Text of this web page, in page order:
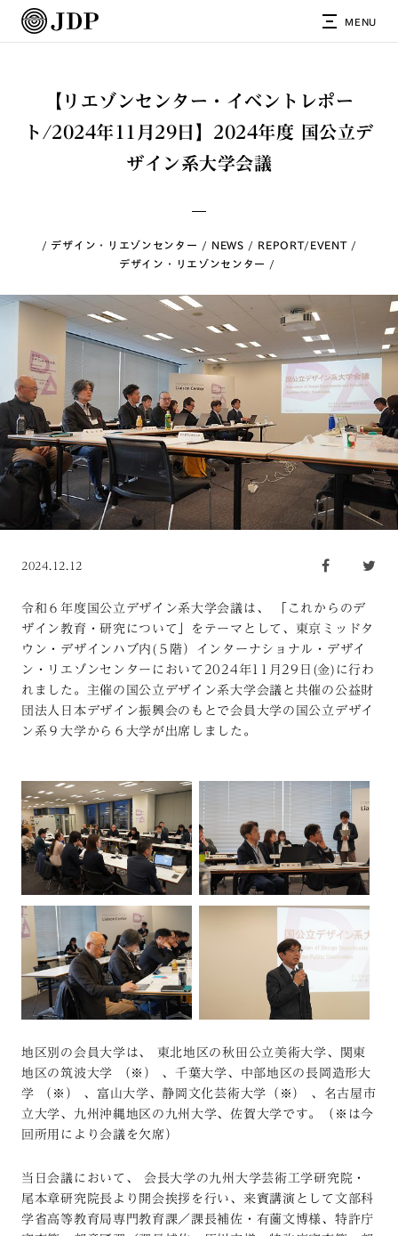
MENU
【リエゾンセンター・イベントレポー
ト/2024年11月29日】2024年度 国公立デ
ザイン系大学会議
デザイン・リエゾンセンター NEWS
REPORT/EVENT
デザイン・リエゾンセンター
2024.12.12
令和６年度国公立デザイン系大学会議は、 「これからのデ
ザイン教育・研究について」をテーマとして、東京ミッドタ
ウン・デザインハブ内(５階）インターナショナル・デザイ
ン・リエゾンセンターにおいて2024年11月29日(金)に行わ
れました。主催の国公立デザイン系大学会議と共催の公益財
団法人日本デザイン振興会のもとで会員大学の国公立デザイ
ン系９大学から６大学が出席しました。
地区別の会員大学は、 東北地区の秋田公立美術大学、関東
地区の筑波大学 （※） 、千葉大学、中部地区の長岡造形大
学 （※） 、富山大学、静岡文化芸術大学（※） 、名古屋市
立大学、九州沖縄地区の九州大学、佐賀大学です。（※は今
回所用により会議を欠席）
当日会議において、 会長大学の九州大学芸術工学研究院・
尾本章研究院長より開会挨拶を行い、来賓講演として文部科
学省高等教育局専門教育課／課長補佐・有薗文博様、特許庁